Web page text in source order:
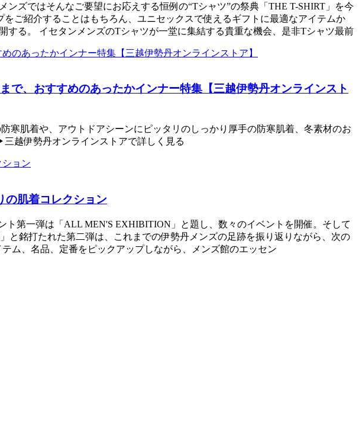
ズではそんなご要望にお応えする恒例の“Tシャツ”の祭典「THE T-SHIRT」を今
ご紹介することはもちろん、ユニセックスで使えるギフトに最適なアイテムか
る。 イセタンメンズのTシャツが一堂に集結する貴重な機会、是非Tシャツ最前
で、おすすめのあったかインナー特集【三越伊勢丹オンラインスト
寒肌着や、アウトドアシーンにピッタリのしっかり厚手の防寒肌着、冬素材のお
越伊勢丹オンラインストアで詳しく見る
の肌着コレクション
第一弾は「ALL MEN'S EXHIBITION」と題し、数々のイベントを開催。そして
と銘打たれた第二弾は、これまでの伊勢丹メンズの足跡を振り返りながら、次の
ム、名品、定番をピックアップしながら、メンズ館のエッセン